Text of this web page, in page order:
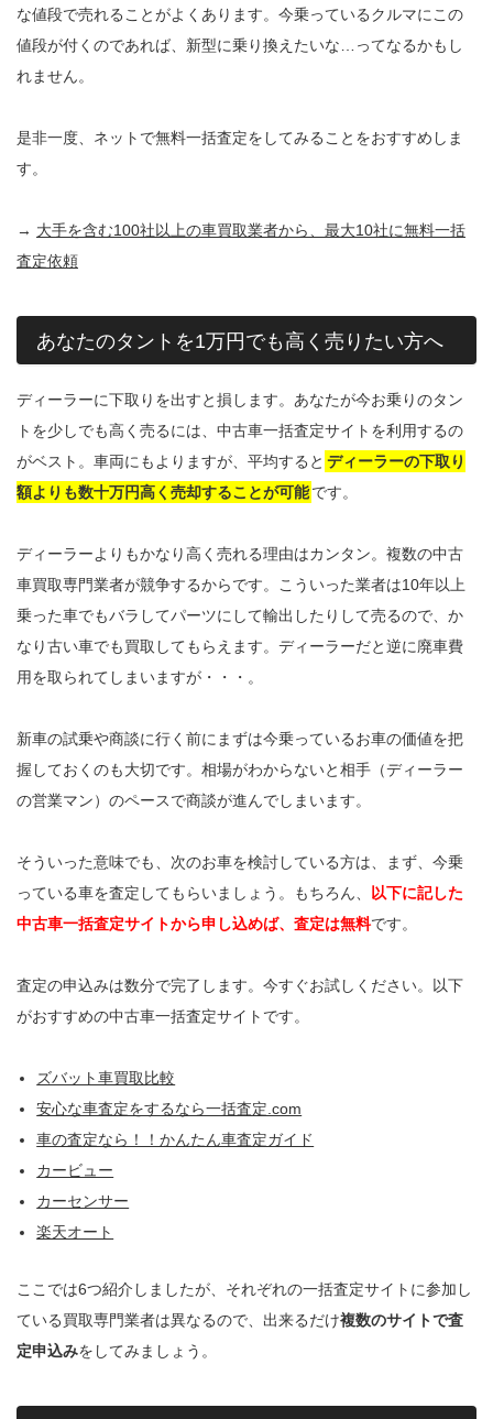
な値段で売れることがよくあります。今乗っているクルマにこの
値段が付くのであれば、新型に乗り換えたいな…ってなるかもし
れません。
是非一度、ネットで無料一括査定をしてみることをおすすめしま
す。
→ 大手を含む100社以上の車買取業者から、最大10社に無料一括
査定依頼
あなたのタントを1万円でも高く売りたい方へ
ディーラーに下取りを出すと損します。あなたが今お乗りのタン
トを少しでも高く売るには、中古車一括査定サイトを利用するの
がベスト。車両にもよりますが、平均すると ディーラーの下取り
額よりも数十万円高く売却することが可能です。
ディーラーよりもかなり高く売れる理由はカンタン。複数の中古
車買取専門業者が競争するからです。こういった業者は10年以上
乗った車でもバラしてパーツにして輸出したりして売るので、か
なり古い車でも買取してもらえます。ディーラーだと逆に廃車費
用を取られてしまいますが・・・。
新車の試乗や商談に行く前にまずは今乗っているお車の価値を把
握しておくのも大切です。相場がわからないと相手（ディーラー
の営業マン）のペースで商談が進んでしまいます。
そういった意味でも、次のお車を検討している方は、まず、今乗
っている車を査定してもらいましょう。もちろん、 以下に記した
中古車一括査定サイトから申し込めば、査定は無料です。
査定の申込みは数分で完了します。今すぐお試しください。以下
がおすすめの中古車一括査定サイトです。
ズバット車買取比較
安心な車査定をするなら一括査定.com
車の査定なら！！かんたん車査定ガイド
カービュー
カーセンサー
楽天オート
ここでは6つ紹介しましたが、それぞれの一括査定サイトに参加し
ている買取専門業者は異なるので、出来るだけ複数のサイトで査
定申込みをしてみましょう。